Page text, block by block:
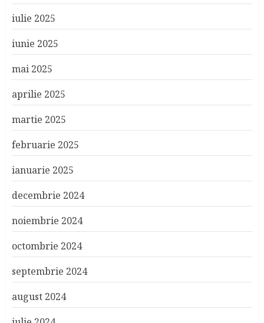
iulie 2025
iunie 2025
mai 2025
aprilie 2025
martie 2025
februarie 2025
ianuarie 2025
decembrie 2024
noiembrie 2024
octombrie 2024
septembrie 2024
august 2024